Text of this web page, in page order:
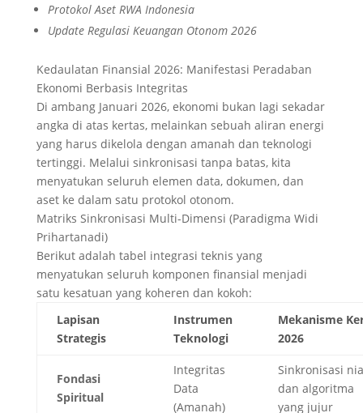
Protokol Aset RWA Indonesia
Update Regulasi Keuangan Otonom 2026
Kedaulatan Finansial 2026: Manifestasi Peradaban
Ekonomi Berbasis Integritas
Di ambang Januari 2026, ekonomi bukan lagi sekadar
angka di atas kertas, melainkan sebuah aliran energi
yang harus dikelola dengan amanah dan teknologi
tertinggi. Melalui sinkronisasi tanpa batas, kita
menyatukan seluruh elemen data, dokumen, dan
aset ke dalam satu protokol otonom.
Matriks Sinkronisasi Multi-Dimensi (Paradigma Widi
Prihartanadi)
Berikut adalah tabel integrasi teknis yang
menyatukan seluruh komponen finansial menjadi
satu kesatuan yang koheren dan kokoh:
Lapisan
Strategis
Instrumen
Teknologi
Mekanisme
2026
Fondasi
Spiritual
Integritas
Data
(Amanah)
Sinkronisasi
dan algoritma
yang jujur